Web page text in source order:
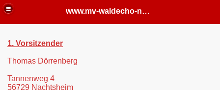
www.mv-waldecho-nachtsheim
1. Vorsitzender
Thomas Dörrenberg
Tannenweg 4
56729 Nachtsheim